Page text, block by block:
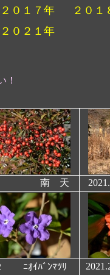
２０１７年
２０１
２０２１年
！
南 天
ﾆｵｲﾊﾞﾝﾏﾂﾘ